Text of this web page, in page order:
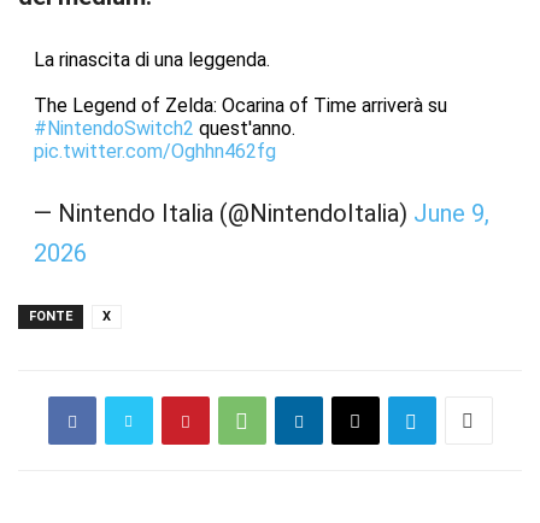
La rinascita di una leggenda.
The Legend of Zelda: Ocarina of Time arriverà su
#NintendoSwitch2 quest'anno.
pic.twitter.com/Oghhn462fg
— Nintendo Italia (@NintendoItalia) June 9,
2026
FONTE X